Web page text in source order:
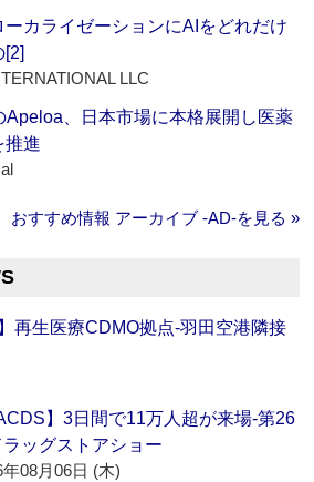
カライゼーションにAIをどれだけ
LLC
Apeloa、日本市場に本格展開し医薬
推進
おすすめ情報 アーカイブ ‐AD‐を見る »
再生医療CDMO拠点‐羽田空港隣接
】3日間で11万人超が来場‐第26
ラッグストアショー
年08月06日 (木)